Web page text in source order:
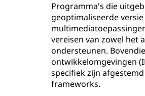
Programma's die
geoptimaliseerde
vereisen van zowel het
ondersteunen.
ontwikkelomgevingen
specifiek zijn
frameworks.